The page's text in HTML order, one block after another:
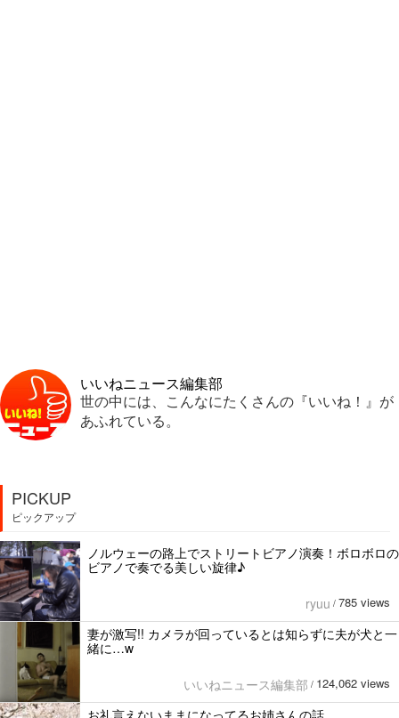
いいねニュース編集部
世の中には、こんなにたくさんの『いいね！』が
あふれている。
PICKUP
ピックアップ
ノルウェーの路上でストリートビアノ演奏！ボロボロの
ビアノで奏でる美しい旋律♪
ryuu / 785 views
妻が激写!! カメラが回っているとは知らずに夫が犬と一
緒に…w
いいねニュース編集部 / 124,062 views
お礼言えないままになってるお姉さんの話。